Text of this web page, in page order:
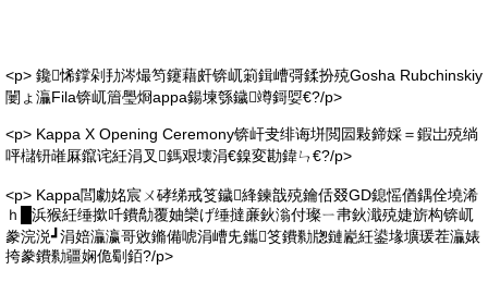
<p> 鑱悕鐣剁劧涔熶笉鑳藉皯锛屼箣鍓嶆彁鍒扮殑Gosha Rubchinskiy
闄ょ灜Fila锛屼篃璺烱appa鍚堜綔鐬竴鎶娿€?/p>
<p> Kappa X Opening Ceremony锛屽叏绯诲垪閲囩敤鍗婇＝鍜岀殑绱
呯櫧钘嶉厤鑹诧紝涓叉鎷艰壊涓€鎳変勘鍏ㄣ€?/p>
<p> Kappa閭勮姳宸ㄨ硣绨戒笅鐬綘鍊戠殑鑰佸叕GD鎴愮偤鍝佺墝浠
ｈ█浜猴紝缍撳吀鐨勪覆妯欒げ缍撻亷鈥滃付璨ㄧ帇鈥濈殑婕旂构锛屼
豢浣涚┛涓婄灜瀛哥敓鏅備唬涓嶆兂鑴笅鐨勬牎鏈嶏紝鍙堟壙瑗茬灜婊
挎豢鐨勬疆娴佹劅銆?/p>